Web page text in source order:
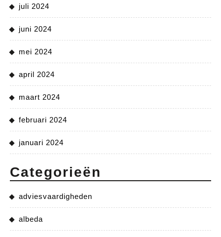
juli 2024
juni 2024
mei 2024
april 2024
maart 2024
februari 2024
januari 2024
Categorieën
adviesvaardigheden
albeda